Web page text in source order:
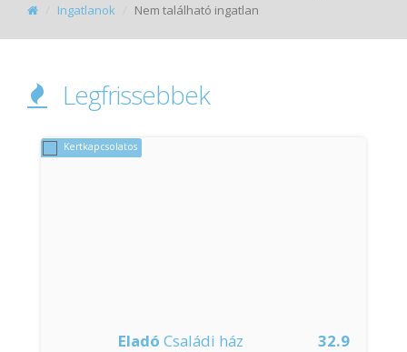
Ingatlanok Nem található ingatlan
Legfrissebbek
Kertkapcsolatos
32.9
Eladó Családi ház